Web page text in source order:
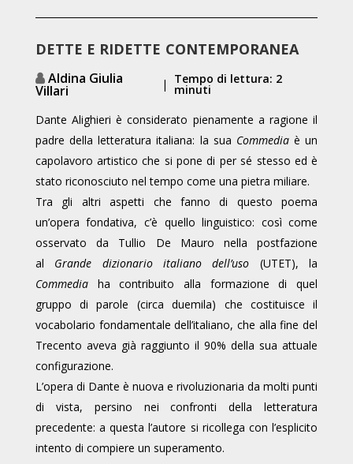
DETTE E RIDETTE CONTEMPORANEA
Aldina Giulia
Villari | Tempo di lettura: 2
minuti
Dante Alighieri è considerato pienamente a ragione il
padre della letteratura italiana: la sua Commediaè un
capolavoro artistico che si pone di per sé stesso ed è
stato riconosciuto nel tempo come una pietra miliare.
Tra gli altri aspetti che fanno di questo poema
un’opera fondativa, c’è quello linguistico: così come
osservato da Tullio De Mauro nella postfazione
al Grande dizionario italiano dell’uso (UTET), la
Commediaha contribuito alla formazione di quel
gruppo di parole (circa duemila) che costituisce il
vocabolario fondamentale dell’italiano, che alla fine del
Trecento aveva già raggiunto il 90% della sua attuale
configurazione.
L’opera di Dante è nuova e rivoluzionaria da molti punti
di vista, persino nei confronti della letteratura
precedente: a questa l’autore si ricollega con l’esplicito
intento di compiere un superamento.